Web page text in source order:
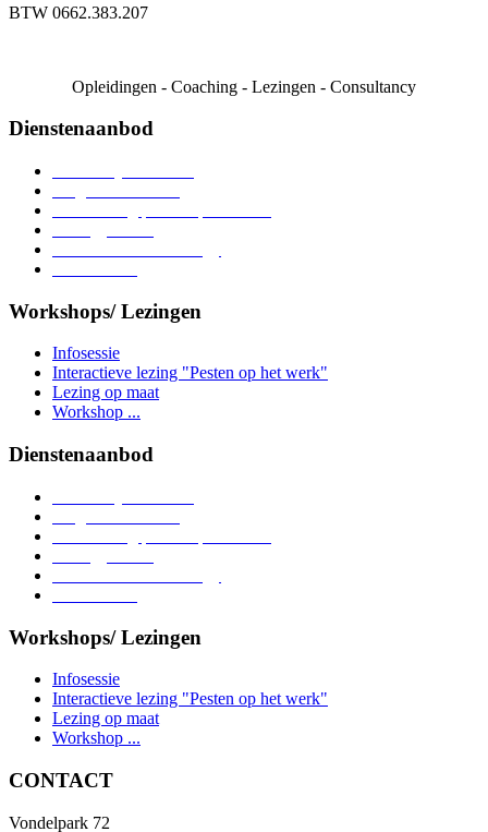
BTW 0662.383.207
Opleidingen - Coaching - Lezingen - Consultancy
Dienstenaanbod
Workshops/ Lezingen
Infosessie
Interactieve lezing "Pesten op het werk"
Lezing op maat
Workshop ...
Dienstenaanbod
Workshops/ Lezingen
Infosessie
Interactieve lezing "Pesten op het werk"
Lezing op maat
Workshop ...
CONTACT
Vondelpark 72